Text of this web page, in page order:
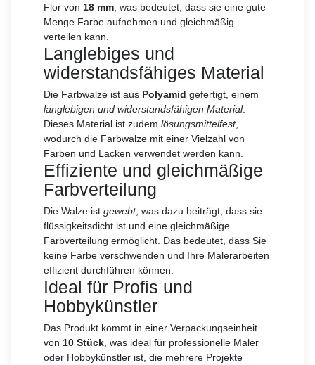
Flor von 18 mm , was bedeutet, dass sie eine gute
Menge Farbe aufnehmen und gleichmäßig
verteilen kann.
Langlebiges und
widerstandsfähiges Material
Die Farbwalze ist aus Polyamid gefertigt, einem
langlebigen und widerstandsfähigen Material.
Dieses Material ist zudem lösungsmittelfest,
wodurch die Farbwalze mit einer Vielzahl von
Farben und Lacken verwendet werden kann.
Effiziente und gleichmäßige
Farbverteilung
Die Walze ist gewebt, was dazu beiträgt, dass sie
flüssigkeitsdicht ist und eine gleichmäßige
Farbverteilung ermöglicht. Das bedeutet, dass Sie
keine Farbe verschwenden und Ihre Malerarbeiten
effizient durchführen können.
Ideal für Profis und
Hobbykünstler
Das Produkt kommt in einer Verpackungseinheit
von 10 Stück , was ideal für professionelle Maler
oder Hobbykünstler ist, die mehrere Projekte